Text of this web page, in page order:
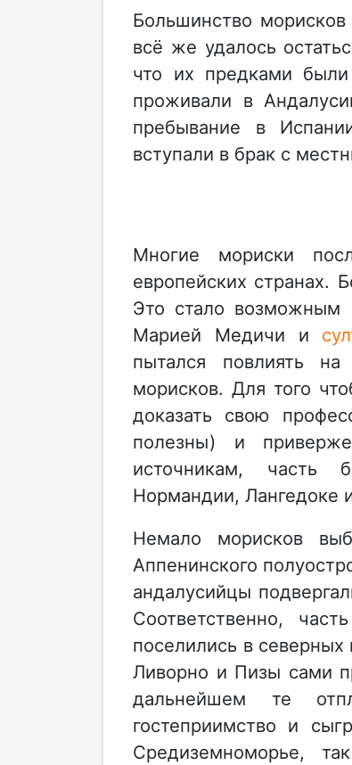
Большинство
всё же удалось
что их предками
проживали в
пребывание в
вступали в брак с
Многие мориски
европейских странах.
Это стало возможным
Марией Медичи и
пытался повлиять
морисков. Для того
доказать свою
полезны) и
источникам, часть
Нормандии, Лангедоке
Немало морисков
Аппенинского
андалусийцы
Соответственно,
поселились в
Ливорно и Пизы сами
дальнейшем те
гостеприимство и
Средиземноморье,